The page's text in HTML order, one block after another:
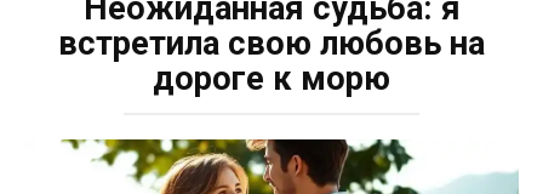
Неожиданная судьба: я
встретила свою любовь на
дороге к морю